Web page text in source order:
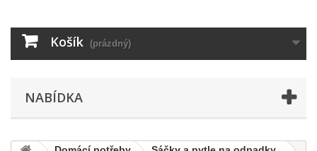
Košík (prázdný)
NABÍDKA